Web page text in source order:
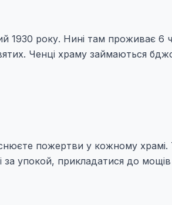
1930 року. Нині там проживає 6
Ченці храму займаються
пожертви у кожному
за упокой, прикладатися до